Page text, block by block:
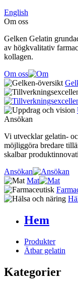
English
Om oss
Gelken Gelatin
av högkvalitativ
kollagen.
Om oss
Ansökan
Vi utvecklar gelatin-
möjliggöra bredare
skalbar
Ansökan
Mat
Hem
Produkter
Ätbar gelatin
Kategorier